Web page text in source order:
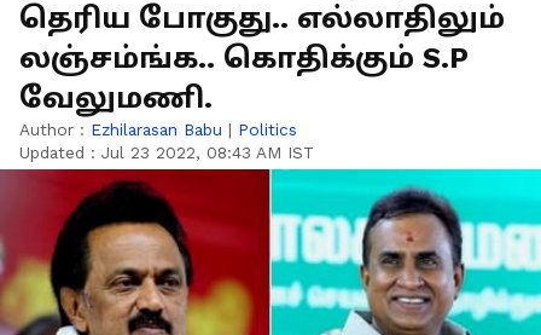
தெரிய போகுது.. எல்லாதிலும்
லஞ்சம்ங்க.. கொதிக்கும் S.P
வேலுமணி.
Author : Ezhilarasan Babu | Politics
Updated : Jul 23 2022, 08:43 AM IST